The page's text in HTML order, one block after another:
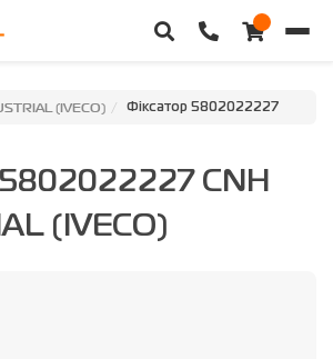
(IVECO) Фіксатор 5802022227
CNH
(IVECO)